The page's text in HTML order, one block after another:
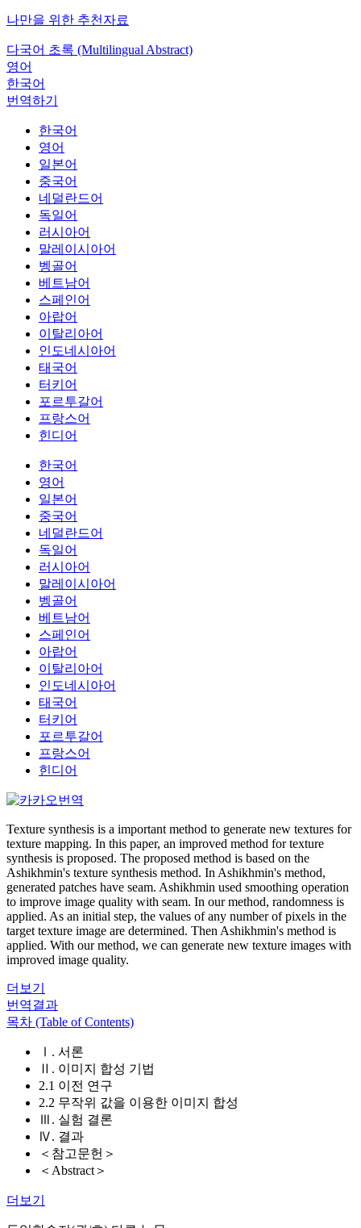
나만을 위한 추천자료
다국어 초록 (Multilingual Abstract)
영어
한국어
번역하기
한국어
영어
일본어
중국어
네덜란드어
독일어
러시아어
말레이시아어
벵골어
베트남어
스페인어
아랍어
이탈리아어
인도네시아어
태국어
터키어
포르투갈어
프랑스어
힌디어
한국어
영어
일본어
중국어
네덜란드어
독일어
러시아어
말레이시아어
벵골어
베트남어
스페인어
아랍어
이탈리아어
인도네시아어
태국어
터키어
포르투갈어
프랑스어
힌디어
Texture synthesis is a important method to generate new textures for
texture mapping. In this paper, an improved method for texture
synthesis is proposed. The proposed method is based on the
Ashikhmin's texture synthesis method. In Ashikhmin's method,
generated patches have seam. Ashikhmin used smoothing operation
to improve image quality with seam. In our method, randomness is
applied. As an initial step, the values of any number of pixels in the
target texture image are determined. Then Ashikhmin's method is
applied. With our method, we can generate new texture images with
improved image quality.
더보기
번역결과
목차 (Table of Contents)
Ⅰ. 서론
Ⅱ. 이미지 합성 기법
2.1 이전 연구
2.2 무작위 값을 이용한 이미지 합성
Ⅲ. 실험 결론
Ⅳ. 결과
＜참고문헌＞
＜Abstract＞
더보기